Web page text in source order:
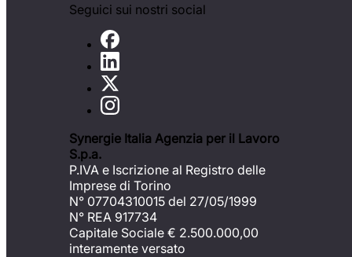
Seguici sui nostri social
Synergie Italia Agenzia per il Lavoro
S.p.a.
P.IVA e Iscrizione al Registro delle
Imprese di Torino
N° 07704310015 del 27/05/1999
N° REA 917734
Capitale Sociale € 2.500.000,00
interamente versato